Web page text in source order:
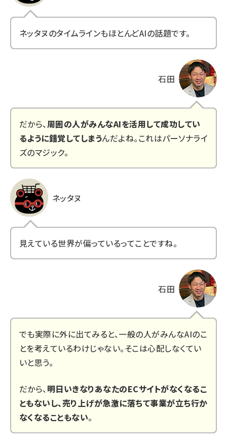
ネッタヌのタイムラインもほとんどAIの話題です。
石田
だから、周囲の人がみんなAIを活用して成功してい
るように錯覚してしまうんだよね。これはパーソナライ
ズのマジック。
ネッタヌ
見えている世界が偏っているってことですね。
石田
でも実際に外に出てみると、一般の人がみんなAIのこ
とを考えているわけじゃない。そこは心配しなくてい
いと思う。
だから、明日いきなりあなたのECサイトがなくなるこ
ともないし、売り上げが急激に落ちて事業が立ち行か
なくなることもない。